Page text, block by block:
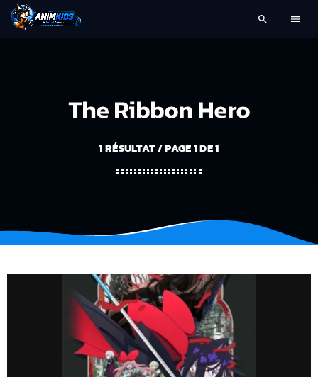
search menu
The Ribbon Hero
1 RÉSULTAT / PAGE 1 DE 1